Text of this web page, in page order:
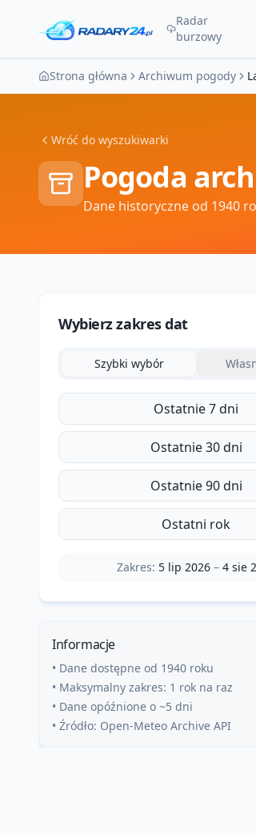
Radar
burzowy
Strona główna Archiwum pogody
Wróć do wyszukiwarki
Pogoda
Dane historyczne od 1940
Wybierz zakres dat
Szybki wybór
Ostatnie 7 dni
Ostatnie 30 dni
Ostatnie 90 dni
Ostatni rok
Zakres: 5 lip 2026– 4 sie
Informacje
• Dane dostępne od 1940 roku
• Maksymalny zakres: 1 rok na raz
• Dane opóźnione o ~5 dni
• Źródło: Open-Meteo Archive API